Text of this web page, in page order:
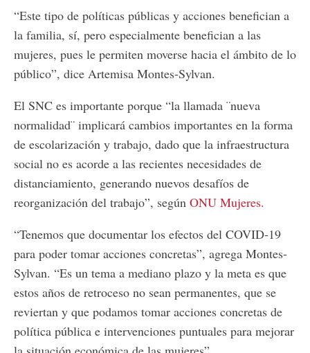
“Este tipo de políticas públicas y acciones benefician a
la familia, sí, pero especialmente benefician a las
mujeres, pues le permiten moverse hacia el ámbito de lo
público”, dice Artemisa Montes-Sylvan.
El SNC es importante porque “la llamada ¨nueva
normalidad¨ implicará cambios importantes en la forma
de escolarización y trabajo, dado que la infraestructura
social no es acorde a las recientes necesidades de
distanciamiento, generando nuevos desafíos de
reorganización del trabajo”, según ONU Mujeres.
“Tenemos que documentar los efectos del COVID-19
para poder tomar acciones concretas”, agrega Montes-
Sylvan. “Es un tema a mediano plazo y la meta es que
estos años de retroceso no sean permanentes, que se
reviertan y que podamos tomar acciones concretas de
política pública e intervenciones puntuales para mejorar